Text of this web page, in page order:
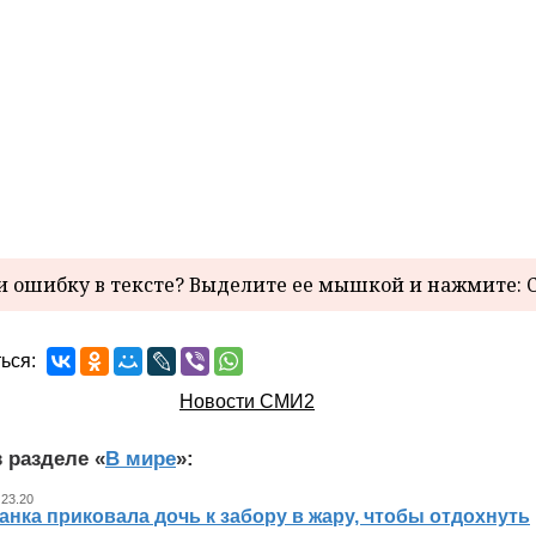
в тексте? Выделите ее мышкой и нажмите:
Новости СМИ2
разделе «В мире»:
приковала дочь к забору в жару, чтобы отдохнуть